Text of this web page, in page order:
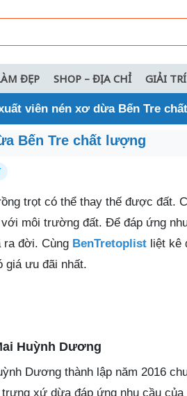
ĐẸP SHOP – ĐỊA CHỈ GIẢI TRÍ
viên nén xơ dừa Bến Tre
Bến Tre chất lượng
trọt có thể thay thế được đất.
môi trường đất. Để đáp ứng
ra đời. Cùng BenTretoplist liệt kê
giá ưu đãi nhất.
Huỳnh Dương
Dương thành lập năm 2016
xứ dừa đáp ứng nhu cầu